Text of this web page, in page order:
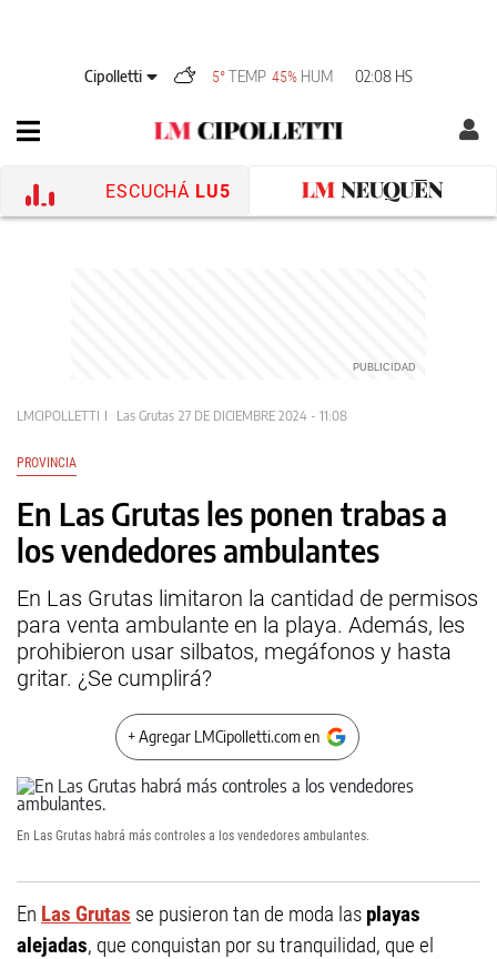
Cipolletti 5°TEMP 45% HUM 02:08 HS
ESCUCHÁ LU5
LMCIPOLLETTI Las Grutas 27 DE DICIEMBRE 2024 - 11:08
PROVINCIA
En Las Grutas les ponen trabas a
los vendedores ambulantes
En Las Grutas limitaron la cantidad de permisos
para venta ambulante en la playa. Además, les
prohibieron usar silbatos, megáfonos y hasta
gritar. ¿Se cumplirá?
+ Agregar LMCipolletti.com en
En Las Grutas habrá más controles a los vendedores ambulantes.
En Las Grutas se pusieron tan de moda las playas
alejadas, que conquistan por su tranquilidad, que el